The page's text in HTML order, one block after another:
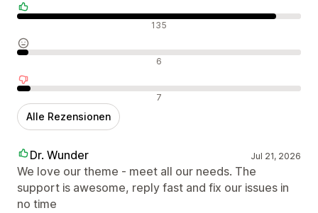
Positive Bewertungen 135
Neutrale Bewertungen 6
Negative Bewertungen 7
Alle Rezensionen
Dr. Wunder Jul 21, 2026
We love our theme - meet all our needs. The
support is awesome, reply fast and fix our issues in
no time